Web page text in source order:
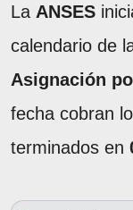
La ANSES
calendario de
Asignación
fecha cobran
terminados en